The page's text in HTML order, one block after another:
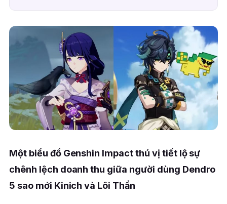
Một biểu đồ Genshin Impact thú vị tiết lộ sự
chênh lệch doanh thu giữa người dùng Dendro
5 sao mới Kinich và Lôi Thần